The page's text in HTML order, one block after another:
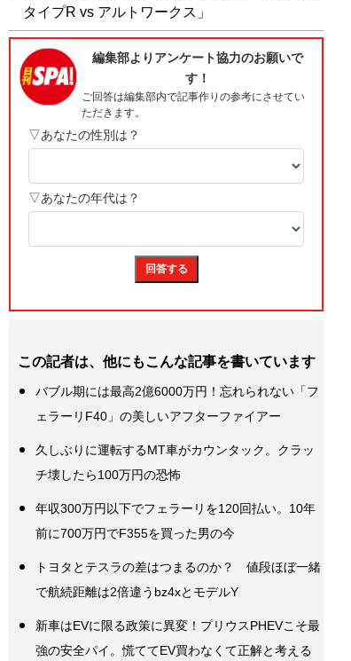
タイプR vs アルトワークス」
この記者は、他にもこんな記事を書いています
バブル期には最高2億6000万円！忘れられない「フ
ェラーリF40」の美しいアフターファイアー
久しぶりに運転するMT車がカウンタック。クラッ
チ壊したら100万円の恐怖
年収300万円以下でフェラーリを120回払い。10年
前に700万円でF355を買った男の今
トヨタとテスラの差はつまるのか？ 値段ほぼ一緒
で航続距離は2倍違うbz4xとモデルY
新車はEVに限る政策に異変！プリウスPHEVこそ最
強の安全パイ。慌ててEV買わなくて正解と考える